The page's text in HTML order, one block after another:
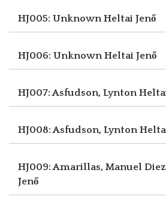
HJ005: UnknownHeltai Jenő
HJ006: UnknownHeltai Jenő
HJ007: Asfudson, Lynton
HJ008: Asfudson, Lynton
HJ009: Amarillas, Manuel
Jenő